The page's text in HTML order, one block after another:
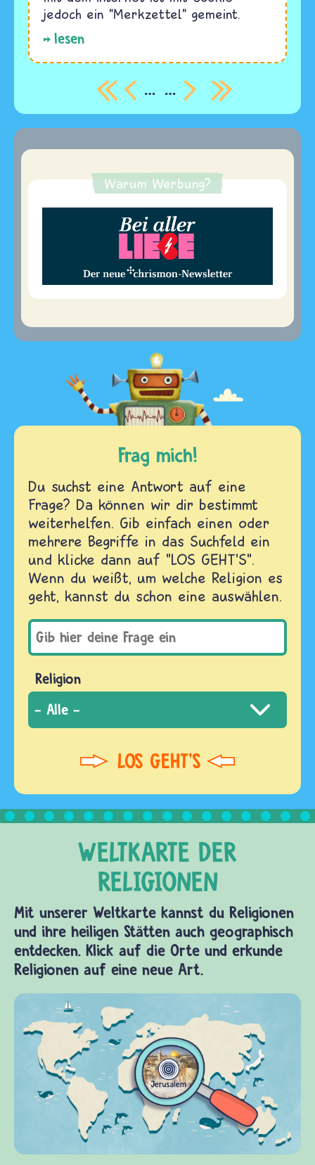
jedoch ein "Merkzettel" gemeint.
lesen
Seitennummerierung
… …
Warum Werbung?
Frag mich!
Du suchst eine Antwort auf eine
Frage? Da können wir dir bestimmt
weiterhelfen. Gib einfach einen oder
mehrere Begriffe in das Suchfeld ein
und klicke dann auf "LOS GEHT'S".
Wenn du weißt, um welche Religion es
geht, kannst du schon eine auswählen.
Religion
Mit unserer Weltkarte kannst du Religionen
und ihre heiligen Stätten auch geographisch
entdecken. Klick auf die Orte und erkunde
Religionen auf eine neue Art.